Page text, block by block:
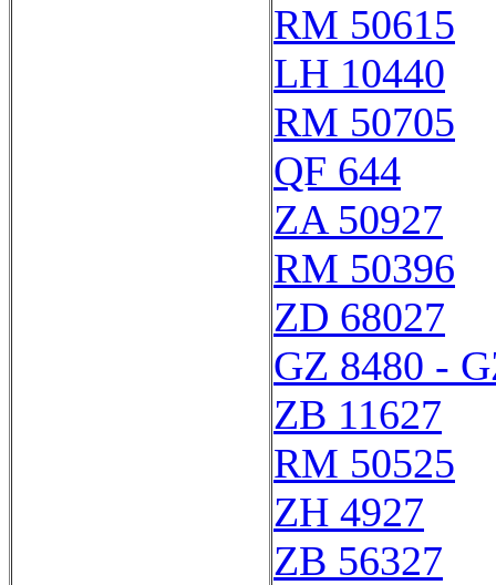
RM 50615
LH 10440
RM 50705
QF 644
ZA 50927
RM 50396
ZD 68027
GZ 8480 -
ZB 11627
RM 50525
ZH 4927
ZB 56327